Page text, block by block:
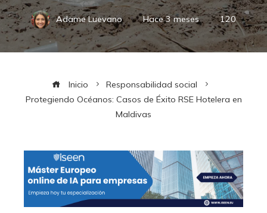
Adame Luevano Hace 3 meses 120
Inicio
Responsabilidad social
Protegiendo Océanos: Casos de Éxito RSE Hotelera en
Maldivas